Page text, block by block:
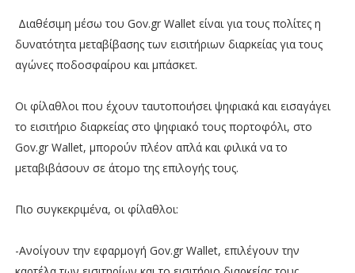
Διαθέσιμη μέσω του Gov.gr Wallet είναι για τους πολίτες η
δυνατότητα μεταβίβασης των εισιτήριων διαρκείας για τους
αγώνες ποδοσφαίρου και μπάσκετ.
Οι φίλαθλοι που έχουν ταυτοποιήσει ψηφιακά και εισαγάγει
το εισιτήριο διαρκείας στο ψηφιακό τους πορτοφόλι, στο
Gov.gr Wallet, μπορούν πλέον απλά και φιλικά να το
μεταβιβάσουν σε άτομο της επιλογής τους.
Πιο συγκεκριμένα, οι φίλαθλοι:
-Ανοίγουν την εφαρμογή Gov.gr Wallet, επιλέγουν την